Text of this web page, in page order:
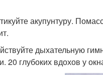
акупунтуру.
дыхательную
20 глубоких вдохов у